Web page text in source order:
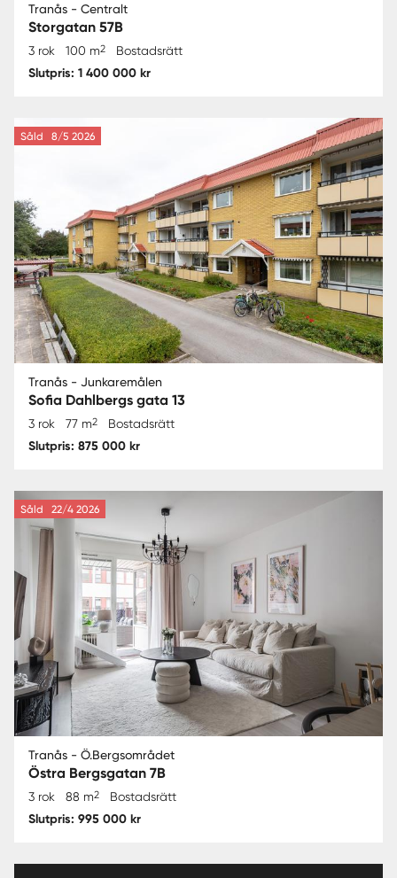
Tranås - Centralt
Storgatan 57B
3 rok 100 m2 Bostadsrätt
Slutpris: 1 400 000 kr
Såld 8/5 2026
Tranås - Junkaremålen
Sofia Dahlbergs gata 13
3 rok 77 m2 Bostadsrätt
Slutpris: 875 000 kr
Såld 22/4 2026
Tranås - Ö.Bergsområdet
Östra Bergsgatan 7B
3 rok 88 m2 Bostadsrätt
Slutpris: 995 000 kr